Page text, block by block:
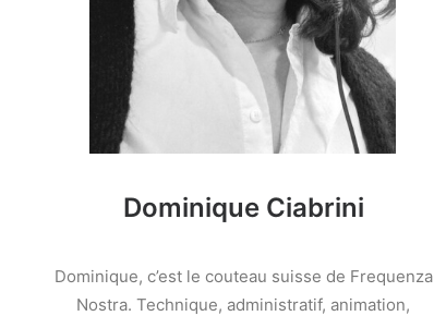
Dominique Ciabrini
Dominique, c’est le couteau suisse de Frequenza
Nostra. Technique, administratif, animation,